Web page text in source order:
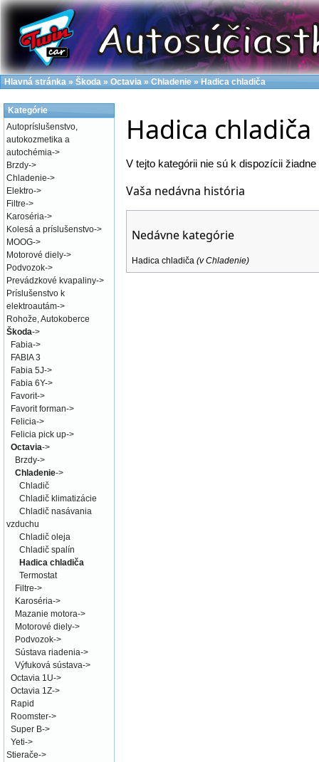
Hadica chladiča
V tejto kategórii nie sú k dispozícii žiadne
Vaša nedávna história
Nedávne kategórie
Hadica chladiča (vChladenie)
Kategórie
Autopríslušenstvo,
autokozmetika a
autochémia->
Brzdy->
Chladenie->
Elektro->
Filtre->
Karoséria->
Kolesá a príslušenstvo->
MOOG->
Motorové diely->
Podvozok->
Prevádzkové kvapaliny->
Príslušenstvo k
elektroautám->
Rohože, Autokoberce
Škoda->
Fabia->
FABIA 3
Fabia 5J->
Fabia 6Y->
Favorit->
Favorit forman->
Felicia->
Felicia pick up->
Octavia->
Brzdy->
Chladenie->
Chladič
Chladič klimatizácie
Chladič nasávania
vzduchu
Chladič oleja
Chladič spalín
Hadica chladiča
Termostat
Filtre->
Karoséria->
Mazanie motora->
Motorové diely->
Podvozok->
Sústava riadenia->
Výfuková sústava->
Octavia 1U->
Octavia 1Z->
Rapid
Roomster->
Super B->
Yeti->
Stierače->
Hlavná stránka » Škoda » Octavia » Chladenie » Hadica chladiča